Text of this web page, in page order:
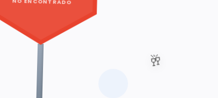
🥂